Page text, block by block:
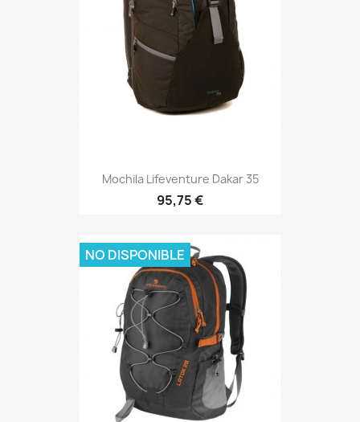
Mochila Lifeventure Dakar 35
Precio
95,75 €
NO DISPONIBLE